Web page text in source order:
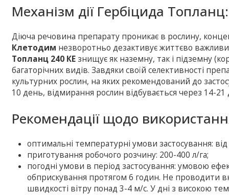
Механізм дії Гербіцида Топланц:
Діюча речовина препарату проникає в рослину,
Клетодим незворотньо дезактивує життєво
Топланц 240 КЕзнищує як наземну, так і підземну
багаторічних видів. Завдяки своїй селективності
культурних рослин, на яких рекомендований до
10 день, відмирання рослин відбувається через 14-21
Рекомендації щодо
оптимальні температурні умови застосування:
приготування робочого розчину: 200-400 л/га;
погодні умови в період застосування: умовою
обприскування протягом 6 годин. Не проводити
швидкості вітру понад 3-4 м/с. У дні з високою